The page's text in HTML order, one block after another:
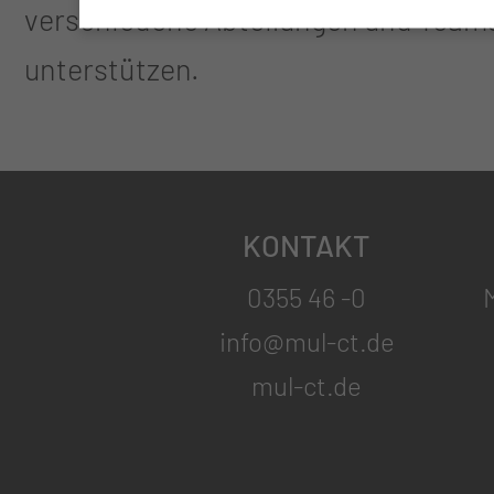
verschiedene Abteilungen und
unterstützen.
KONTAKT
0355 46 -0
info@mul-ct.de
mul-ct.de